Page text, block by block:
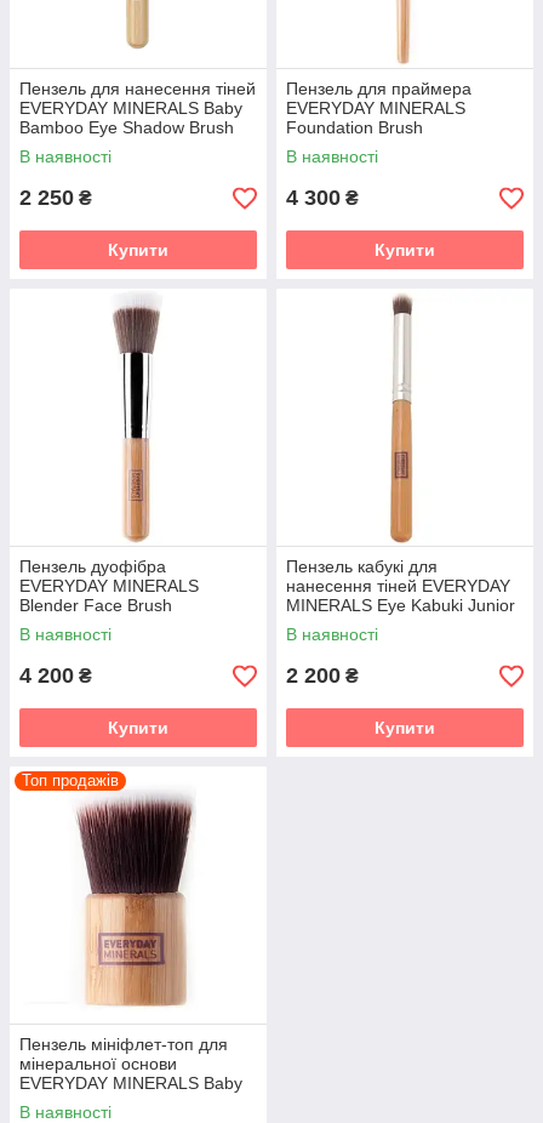
Пензель для нанесення тіней
EVERYDAY MINERALS Baby
Bamboo Eye Shadow Brush
В наявності
2 250 ₴
Купити
Пензель для праймера
EVERYDAY MINERALS
Foundation Brush
В наявності
4 300 ₴
Купити
Пензель дуофібра
EVERYDAY MINERALS
Blender Face Brush
В наявності
4 200 ₴
Купити
Пензель кабукі для
нанесення тіней EVERYDAY
MINERALS Eye Kabuki Junior
В наявності
2 200 ₴
Купити
Топ продажів
Пензель мініфлет-топ для
мінеральної основи
EVERYDAY MINERALS Baby
Flat Top
В наявності